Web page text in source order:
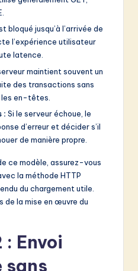
bloqué jusqu’à l’arrivée de
l’expérience utilisateur
latence.
maintient souvent un
des transactions sans
en-têtes.
: Si le serveur échoue, le
d’erreur et décider s’il
de manière propre.
ce modèle, assurez-vous
la méthode HTTP
du chargement utile.
de la mise en œuvre du
: Envoi
sans